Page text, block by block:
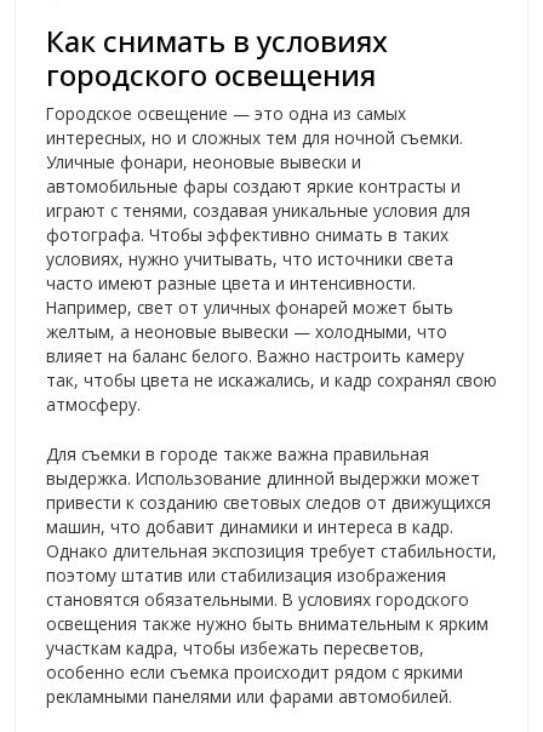
Как снимать в условиях
городского освещения
Городское освещение — это одна из самых
интересных, но и сложных тем для ночной съемки.
Уличные фонари, неоновые вывески и
автомобильные фары создают яркие контрасты и
играют с тенями, создавая уникальные условия для
фотографа. Чтобы эффективно снимать в таких
условиях, нужно учитывать, что источники света
часто имеют разные цвета и интенсивности.
Например, свет от уличных фонарей может быть
желтым, а неоновые вывески — холодными, что
влияет на баланс белого. Важно настроить камеру
так, чтобы цвета не искажались, и кадр сохранял свою
атмосферу.
Для съемки в городе также важна правильная
выдержка. Использование длинной выдержки может
привести к созданию световых следов от движущихся
машин, что добавит динамики и интереса в кадр.
Однако длительная экспозиция требует стабильности,
поэтому штатив или стабилизация изображения
становятся обязательными. В условиях городского
освещения также нужно быть внимательным к ярким
участкам кадра, чтобы избежать пересветов,
особенно если съемка происходит рядом с яркими
рекламными панелями или фарами автомобилей.